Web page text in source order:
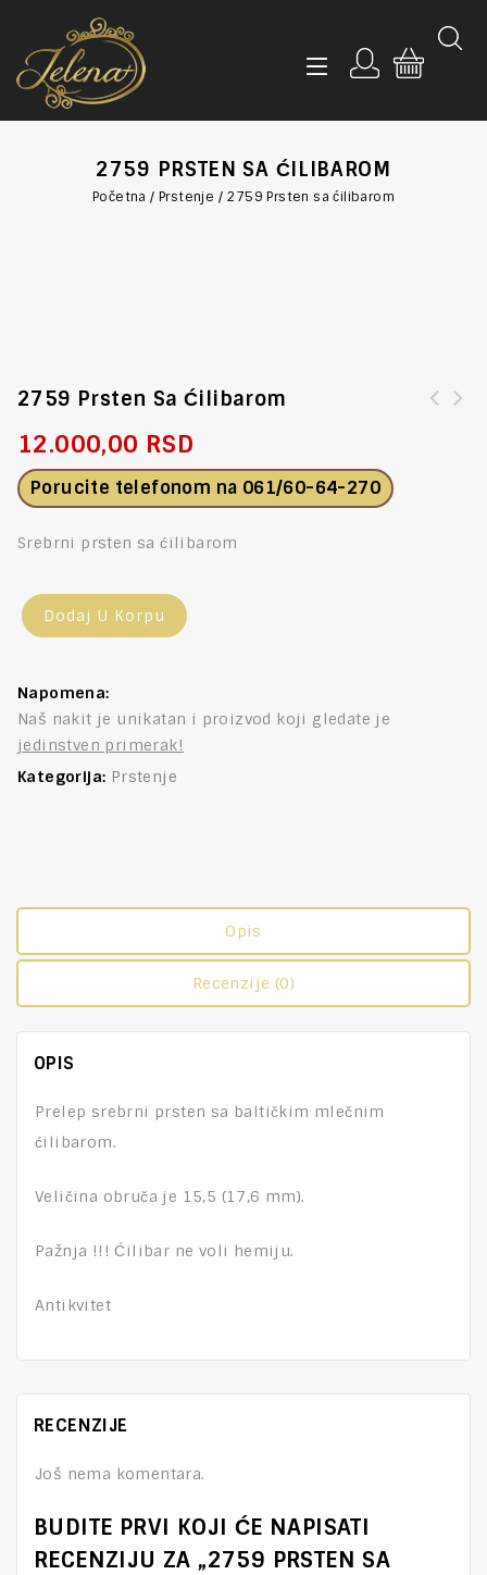
2759 PRSTEN SA ĆILIBAROM
Početna / Prstenje / 2759 Prsten sa ćilibarom
2759 Prsten Sa Ćilibarom
12.000,00 RSD
Porucite telefonom na 061/60-64-270
Srebrni prsten sa ćilibarom
Dodaj U Korpu
Napomena:
Naš nakit je unikatan i proizvod koji gledate je
jedinstven primerak!
Kategorija: Prstenje
Opis
Recenzije (0)
OPIS
Prelep srebrni prsten sa baltičkim mlečnim
ćilibarom.
Veličina obruča je 15,5 (17,6 mm).
Pažnja !!! Ćilibar ne voli hemiju.
Antikvitet
RECENZIJE
Još nema komentara.
BUDITE PRVI KOJI ĆE NAPISATI
RECENZIJU ZA „2759 PRSTEN SA